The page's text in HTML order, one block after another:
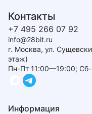
Контакты
+7 495 266 07 92
info@28bit.ru
г. Москва, ул.
этаж)
Пн-Пт 11:00—19:00;
Информация